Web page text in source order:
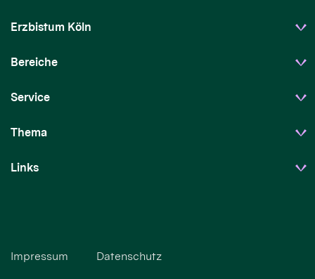
Erzbistum Köln
Bereiche
Service
Thema
Links
Impressum Datenschutz